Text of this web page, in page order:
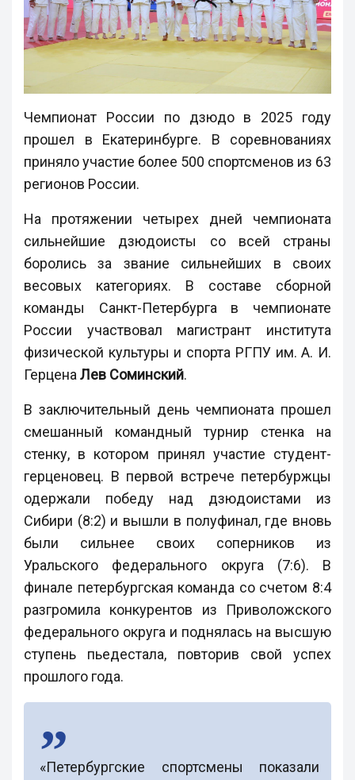
Чемпионат России по дзюдо в 2025 году
прошел в Екатеринбурге. В соревнованиях
приняло участие более 500 спортсменов из 63
регионов России.
На протяжении четырех дней чемпионата
сильнейшие дзюдоисты со всей страны
боролись за звание сильнейших в своих
весовых категориях. В составе сборной
команды Санкт-Петербурга в чемпионате
России участвовал магистрант института
физической культуры и спорта РГПУ им. А. И.
Герцена Лев Соминский.
В заключительный день чемпионата прошел
смешанный командный турнир стенка на
стенку, в котором принял участие студент-
герценовец. В первой встрече петербуржцы
одержали победу над дзюдоистами из
Сибири (8:2) и вышли в полуфинал, где вновь
были сильнее своих соперников из
Уральского федерального округа (7:6). В
финале петербургская команда со счетом 8:4
разгромила конкурентов из Приволожского
федерального округа и поднялась на высшую
ступень пьедестала, повторив свой успех
прошлого года.
«Петербургские спортсмены показали